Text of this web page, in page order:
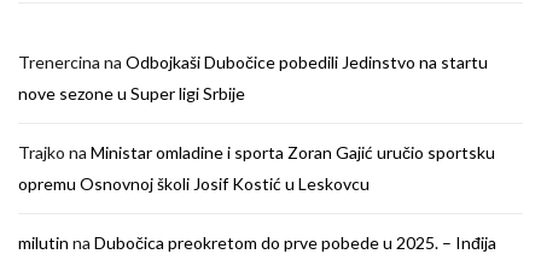
Trenercina na Odbojkaši Dubočice pobedili Jedinstvo na startu
nove sezone u Super ligi Srbije
Trajko na Ministar omladine i sporta Zoran Gajić uručio sportsku
opremu Osnovnoj školi Josif Kostić u Leskovcu
milutin na Dubočica preokretom do prve pobede u 2025. – Inđija